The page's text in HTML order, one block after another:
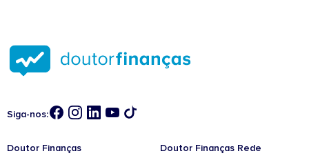
Siga-nos:
Doutor Finanças Doutor Finanças Rede